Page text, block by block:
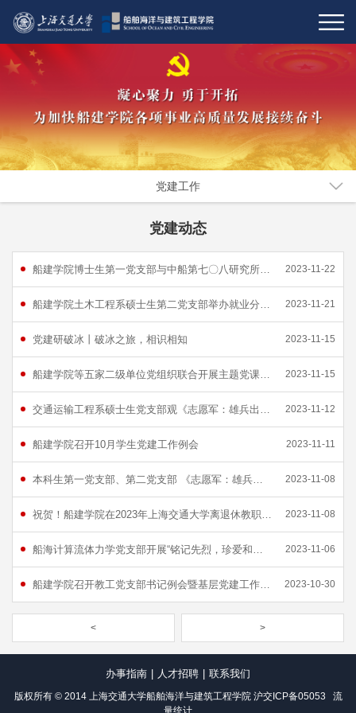
党建工作
党建动态
船建学院博士生第一党支部与中船第七〇八研究所一部总体科党支部开展共建活动 2023-11-22
船建学院土木工程系硕士生第二党支部举办就业分享主题党日活动 2023-11-21
党建研破冰丨破冰之旅，相识相知 2023-11-15
船建学院等五家二级单位党组织联合开展主题党课活动 2023-11-15
交通运输工程系硕士生党支部观《志愿军：雄兵出击》 2023-11-12
船建学院召开10月学生党建工作例会 2023-11-11
本科生第一党支部、第二党支部 《志愿军：雄兵出击》联合观影主题党日活动 2023-11-08
祝贺！船建学院在2023年上海交通大学离退休教职工党史校史学习竞赛中获佳绩 2023-11-08
船海计算流体力学党支部开展“铭记先烈，珍爱和平”红色观影主题党日活动 2023-11-06
船建学院召开教工党支部书记例会暨基层党建工作交流会 2023-10-30
< >
办事指南 | 人才招聘 | 联系我们
版权所有 © 2014 上海交通大学船舶海洋与建筑工程学院 沪交ICP备05053
流
量统计